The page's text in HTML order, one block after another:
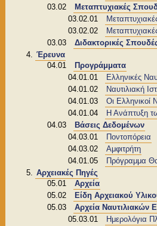
03.02
Μεταπτυχιακές
03.02.01
03.02.02
03.03
Διδακτορικές
Έρευνα
04.01
Προγράμματα
04.01.01
Ελληνικές
04.01.02
Ναυτιλιακή
04.01.03
Οι Ελληνικοί
04.01.04
Η Ανάπτυξη
04.03
Βάσεις Δεδομένων
04.03.01
Ποντοπόρεια
04.03.02
Αμφιτρήτη
04.01.05
Πρόγραμμα
Αρχειακές Πηγές
05.01
Αρχεία
05.02
Είδη Αρχειακού
05.03
Αρχεία Ναυτιλιακών
05.03.01
Ημερολόγια